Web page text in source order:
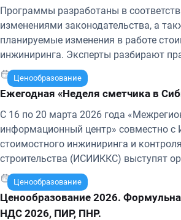
Программы разработаны в
изменениями законодательства, а
планируемые изменения в работе
инжиниринга. Эксперты разбирают
примеры, наиболее проблемные и
опираясь на собственный опыт и
участников. По окончании обучения
удостоверение о повышении
информации в ФИС «ФРДО»
сведений о документах об
Ценообразование
16-20 марта 2026 г.
Ежегодная «Неделя сметчика в
С 16 по 20 марта 2026 года
информационный центр» совместно с
стоимостного инжиниринга и
строительства (ИСИИККС) выступят
ежегодной «Недели сметчика в
Ценообразование
12-13 марта 2026 г.
Ценообразование 2026.
НДС 2026, ПИР, ПНР.